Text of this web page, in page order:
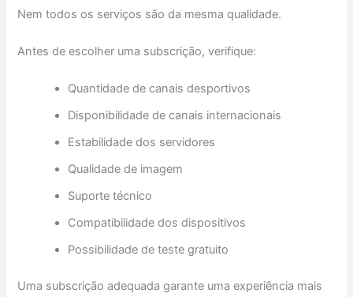
Nem todos os serviços são da mesma qualidade.
Antes de escolher uma subscrição, verifique:
Quantidade de canais desportivos
Disponibilidade de canais internacionais
Estabilidade dos servidores
Qualidade de imagem
Suporte técnico
Compatibilidade dos dispositivos
Possibilidade de teste gratuito
Uma subscrição adequada garante uma experiência mais